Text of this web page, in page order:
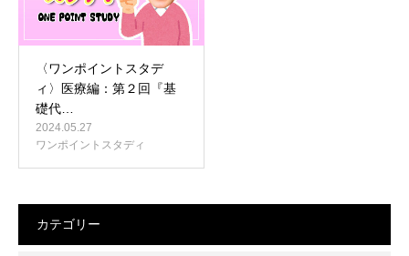
〈ワンポイントスタデ
ィ〉医療編：第２回『基
礎代…
2024.05.27
ワンポイントスタディ
カテゴリー